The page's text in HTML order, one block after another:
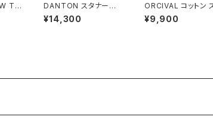
Tra
DANTON スタナーナ
イロン 2タックイージー
パンツ WOMEN
¥14,300
ORCIVAL コットン スト
レッチ クルーネック半
袖Tシャツ MEN
¥9,900